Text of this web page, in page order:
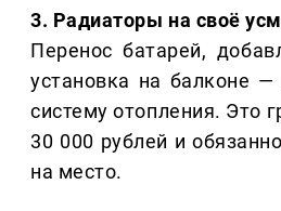
3. Радиаторы на своё
Перенос батарей,
установка на балконе
систему отопления. Это
30 000 рублей и
на место.